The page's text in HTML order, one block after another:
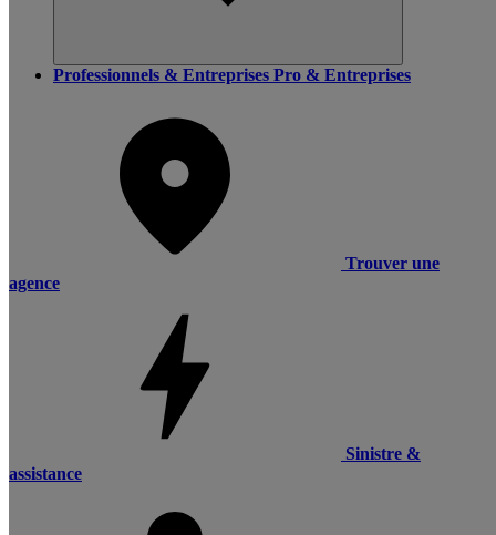
Professionnels & Entreprises Pro & Entreprises
Trouver une
agence
Sinistre &
assistance